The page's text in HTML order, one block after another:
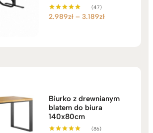
Oceniono
(47)
2.989zł – 3.189złZakres
Biurko z drewnianym
blatem do biura
140x80cm
(86)